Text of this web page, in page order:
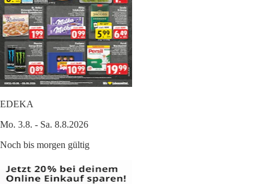
EDEKA
Mo. 3.8. - Sa. 8.8.2026
Noch bis morgen gültig